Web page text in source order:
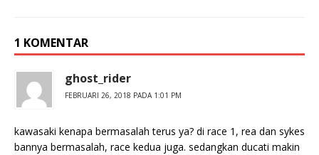
1 KOMENTAR
ghost_rider
FEBRUARI 26, 2018 PADA 1:01 PM
kawasaki kenapa bermasalah terus ya? di race 1, rea dan sykes
bannya bermasalah, race kedua juga. sedangkan ducati makin